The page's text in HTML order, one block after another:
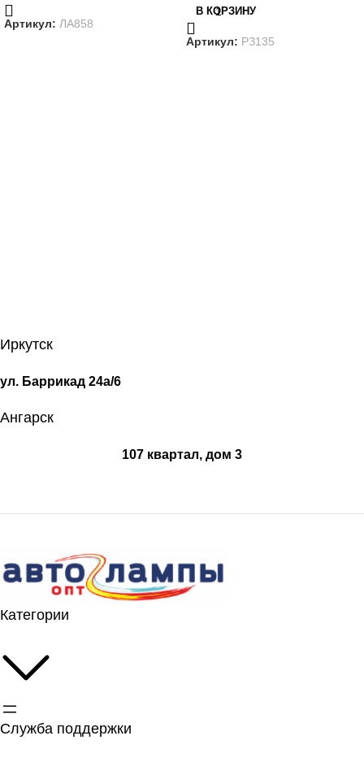
Артикул: ЛА858
В КОРЗИНУ
Артикул: РЗ135
Иркутск
ул. Баррикад 24а/6
Ангарск
107 квартал, дом 3
Категории
Служба поддержки